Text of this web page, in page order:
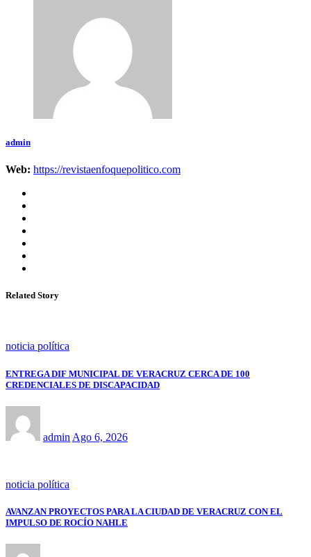
admin
Web: https://revistaenfoquepolitico.com
Related Story
noticia política
ENTREGA DIF MUNICIPAL DE VERACRUZ CERCA DE 100
CREDENCIALES DE DISCAPACIDAD
admin Ago 6, 2026
noticia política
AVANZAN PROYECTOS PARA LA CIUDAD DE VERACRUZ CON EL
IMPULSO DE ROCÍO NAHLE